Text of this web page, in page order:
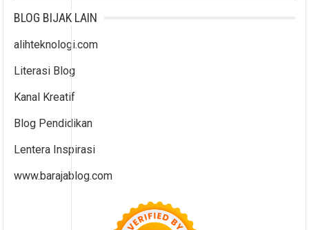
BLOG BIJAK LAIN
alihteknologi.com
Literasi Blog
Kanal Kreatif
Blog Pendidikan
Lentera Inspirasi
www.barajablog.com